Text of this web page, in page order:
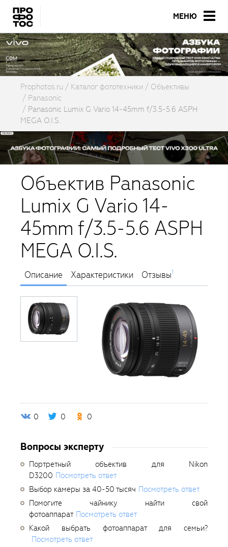
МЕНЮ
Prophotos.ru Каталог фототехники
Объективы
Panasonic
Panasonic Lumix G Vario 14-45mm f/3.5-5.6 ASPH
MEGA O.I.S.
Объектив Panasonic
Lumix G Vario 14-
45mm f/3.5-5.6 ASPH
MEGA O.I.S.
Описание Характеристики Отзывы1
0 0 0
Вопросы эксперту
Портретный объектив для Nikon
D3200 Посмотреть ответ
Выбор камеры за 40-50 тысяч Посмотреть ответ
Помогите чайнику найти свой
фотоаппарат Посмотреть ответ
Какой выбрать фотоаппарат для семьи?
Посмотреть ответ